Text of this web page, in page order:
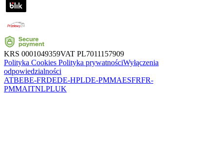
KRS 0001049359VAT PL7011157909
Polityka Cookies Polityka prywatnościWyłączenia
odpowiedzialności
ATBEBE-FRDEDE-HPLDE-PMMAESFRFR-
PMMAITNLPLUK